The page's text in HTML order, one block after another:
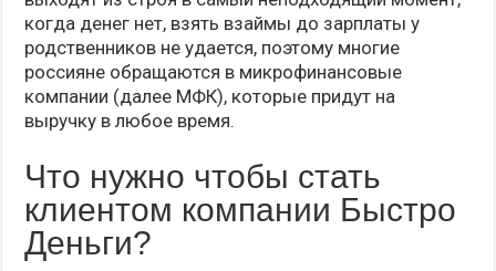
когда денег нет, взять взаймы до зарплаты у
родственников не удается, поэтому многие
россияне обращаются в микрофинансовые
компании (далее МФК), которые придут на
выручку в любое время.
Что нужно чтобы стать
клиентом компании Быстро
Деньги?